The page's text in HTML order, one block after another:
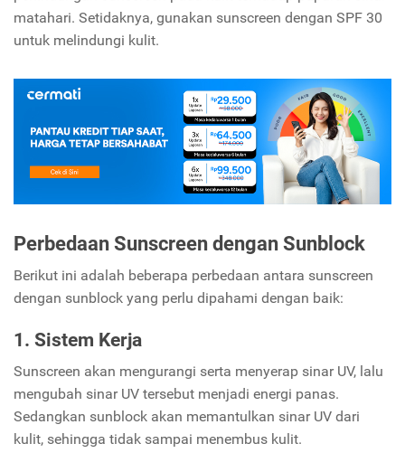
matahari. Setidaknya, gunakan sunscreen dengan SPF 30
untuk melindungi kulit.
Perbedaan Sunscreen dengan Sunblock
Berikut ini adalah beberapa perbedaan antara sunscreen
dengan sunblock yang perlu dipahami dengan baik:
1. Sistem Kerja
Sunscreen akan mengurangi serta menyerap sinar UV, lalu
mengubah sinar UV tersebut menjadi energi panas.
Sedangkan sunblock akan memantulkan sinar UV dari
kulit, sehingga tidak sampai menembus kulit.